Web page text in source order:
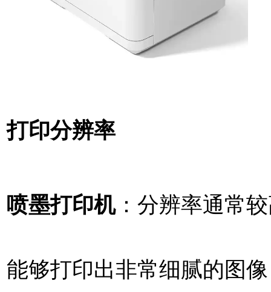
打印分辨率
喷墨打印机：分辨率通常
能够打印出非常细腻的图